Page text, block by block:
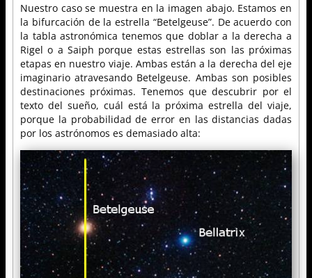
Nuestro caso se muestra en la imagen abajo. Estamos en
la bifurcación de la estrella “Betelgeuse”. De acuerdo con
la tabla astronómica tenemos que doblar a la derecha a
Rigel o a Saiph porque estas estrellas son las próximas
etapas en nuestro viaje. Ambas están a la derecha del eje
imaginario atravesando Betelgeuse. Ambas son posibles
destinaciones próximas. Tenemos que descubrir por el
texto del sueño, cuál está la próxima estrella del viaje,
porque la probabilidad de error en las distancias dadas
por los astrónomos es demasiado alta: